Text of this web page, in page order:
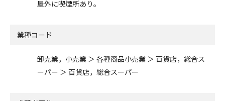
屋外に喫煙所あり。
業種コード
卸売業，小売業 ＞ 各種商品小売業 ＞ 百貨店，総合ス
ーパー ＞ 百貨店，総合スーパー